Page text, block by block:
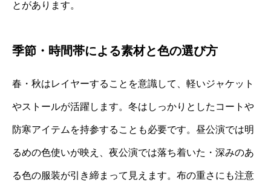
とがあります。
季節・時間帯による素材と色の選び方
春・秋はレイヤーすることを意識して、軽いジャケット
やストールが活躍します。冬はしっかりとしたコートや
防寒アイテムを持参することも必要です。昼公演では明
るめの色使いが映え、夜公演では落ち着いた・深みのあ
る色の服装が引き締まって見えます。布の重さにも注意